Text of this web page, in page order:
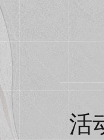
活